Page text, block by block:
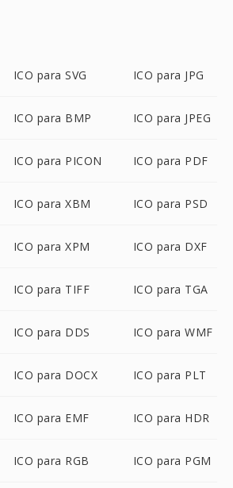
ICO para SVG ICO para JPG
ICO para BMP ICO para JPEG
ICO para PICON ICO para PDF
ICO para XBM ICO para PSD
ICO para XPM ICO para DXF
ICO para TIFF ICO para TGA
ICO para DDS ICO para WMF
ICO para DOCX ICO para PLT
ICO para EMF ICO para HDR
ICO para RGB ICO para PGM